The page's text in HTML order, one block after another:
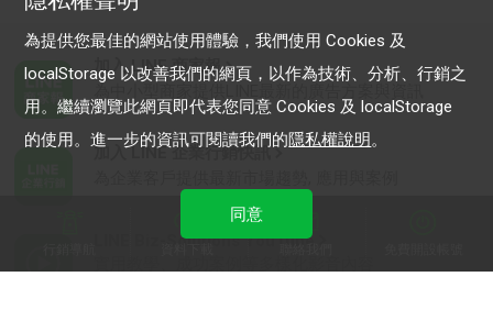
加入 LINE 商家報
加入 LINE 企業行銷快訊
LINE Biz-Solutions YouTube
為提供您最佳的網站使用體驗，我們使用 Cookies 及
localStorage 以改善我們的網頁，以作為技術、分析、行銷之
用。繼續瀏覽此網頁即代表您同意 Cookies 及 localStorage
的使用。進一步的資訊可閱讀我們的隱私權說明。
同意